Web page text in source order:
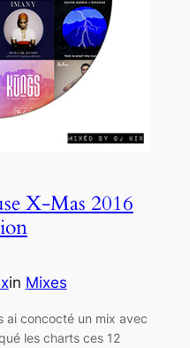
X-Mas 2016
in Mixes
ai concocté un mix avec
les charts ces 12